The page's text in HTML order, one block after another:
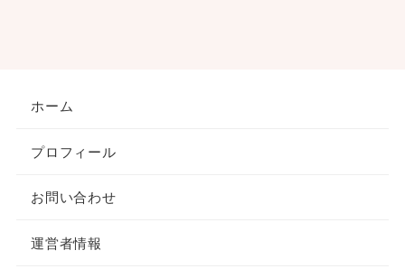
ホーム
プロフィール
お問い合わせ
運営者情報